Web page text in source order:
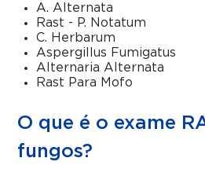
A. Alternata
Rast - P. Notatum
C. Herbarum
Aspergillus Fumigatus
Alternaria Alternata
Rast Para Mofo
O que é o exame
fungos?